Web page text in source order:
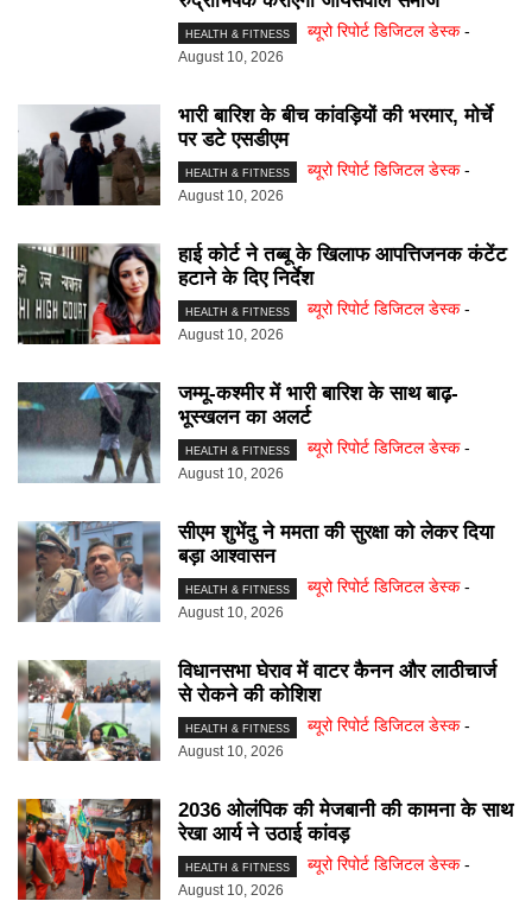
HEALTH & FITNESS ब्यूरो रिपोर्ट डिजिटल डेस्क -
August 10, 2026
भारी बारिश के बीच कांवड़ियों की भरमार, मोर्चे
पर डटे एसडीएम
HEALTH & FITNESS ब्यूरो रिपोर्ट डिजिटल डेस्क -
August 10, 2026
हाई कोर्ट ने तब्बू के खिलाफ आपत्तिजनक कंटेंट
हटाने के दिए निर्देश
HEALTH & FITNESS ब्यूरो रिपोर्ट डिजिटल डेस्क -
August 10, 2026
जम्मू-कश्मीर में भारी बारिश के साथ बाढ़-
भूस्खलन का अलर्ट
HEALTH & FITNESS ब्यूरो रिपोर्ट डिजिटल डेस्क -
August 10, 2026
सीएम शुभेंदु ने ममता की सुरक्षा को लेकर दिया
बड़ा आश्वासन
HEALTH & FITNESS ब्यूरो रिपोर्ट डिजिटल डेस्क -
August 10, 2026
विधानसभा घेराव में वाटर कैनन और लाठीचार्ज
से रोकने की कोशिश
HEALTH & FITNESS ब्यूरो रिपोर्ट डिजिटल डेस्क -
August 10, 2026
2036 ओलंपिक की मेजबानी की कामना के साथ
रेखा आर्य ने उठाई कांवड़
HEALTH & FITNESS ब्यूरो रिपोर्ट डिजिटल डेस्क -
August 10, 2026